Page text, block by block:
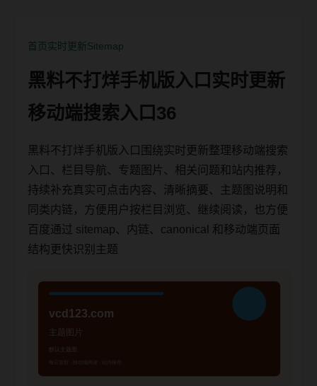
首页实时更新Sitemap
黑料不打烊手机版入口实时更新
移动端搜索入口36
黑料不打烊手机版入口围绕实时更新整理移动端搜索
入口、栏目导航、专题图片、相关问题和站内推荐，
持续补充真实可点击内容、清晰摘要、主题图说明和
同类内链，方便用户按栏目浏览、继续阅读，也方便
百度通过 sitemap、内链、canonical 和移动端页面
结构更快识别主题